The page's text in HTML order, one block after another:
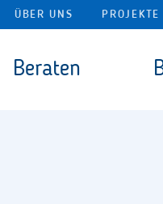
Navigation überspringen
ÜBER UNS PROJEKTE
Beraten